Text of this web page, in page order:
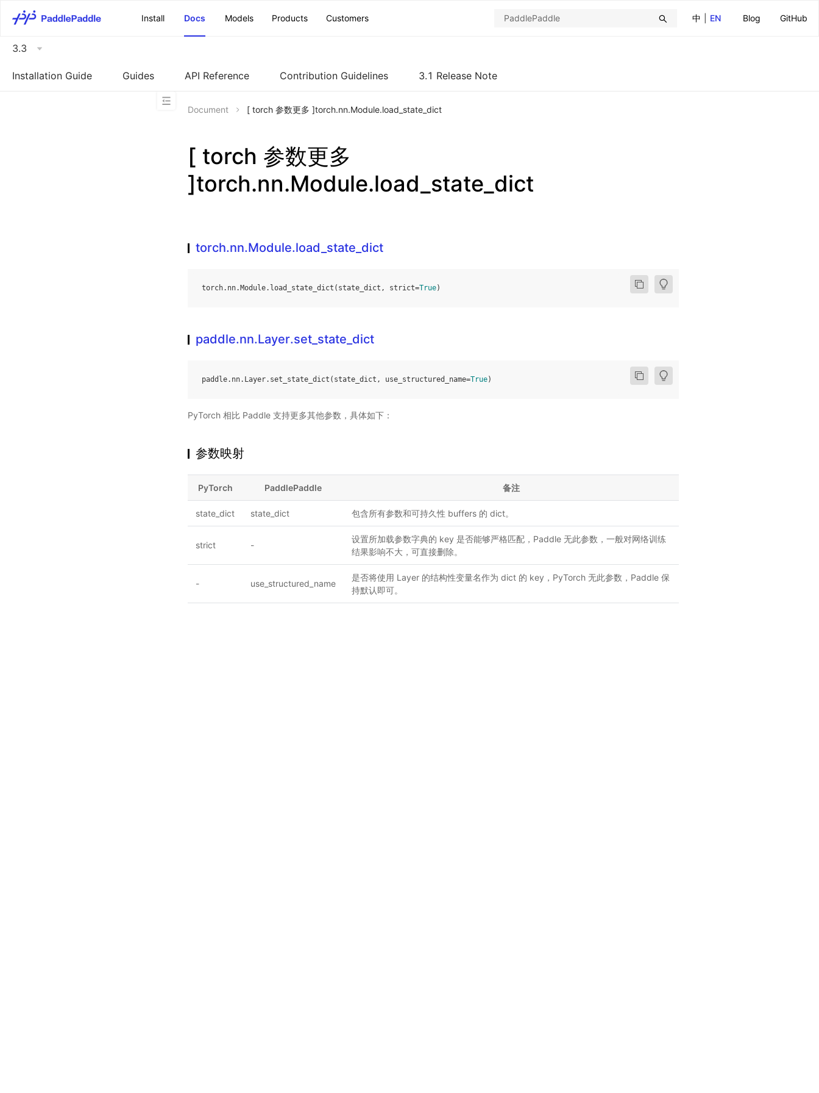
中
EN Blog GitHub
Install Docs Models Products Customers
3.3
Installation Guide Guides API Reference Contribution Guidelines 3.1 Release Note
Document [ torch 参数更多 ]torch.nn.Module.load_state_dict
[ torch 参数更多
]torch.nn.Module.load_state_dict
torch.nn.Module.load_state_dict
torch. nn. Module. load_state_dict ( state_dict , strict=True)
paddle.nn.Layer.set_state_dict
paddle. nn. Layer. set_state_dict ( state_dict , use_structured_name=True)
PyTorch 相比 Paddle 支持更多其他参数，具体如下：
参数映射
PyTorch PaddlePaddle 备注
state_dict state_dict 包含所有参数和可持久性 buffers 的 dict。
strict -
设置所加载参数字典的 key 是否能够严格匹配，Paddle 无此参数，一般对网络训练
结果影响不大，可直接删除。
- use_structured_name
是否将使用 Layer 的结构性变量名作为 dict 的 key，PyTorch 无此参数，Paddle 保
持默认即可。